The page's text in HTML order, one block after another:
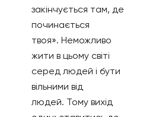
закінчується там, де
починається
твоя». Неможливо
жити в цьому світі
серед людей і бути
вільними від
людей. Тому вихід